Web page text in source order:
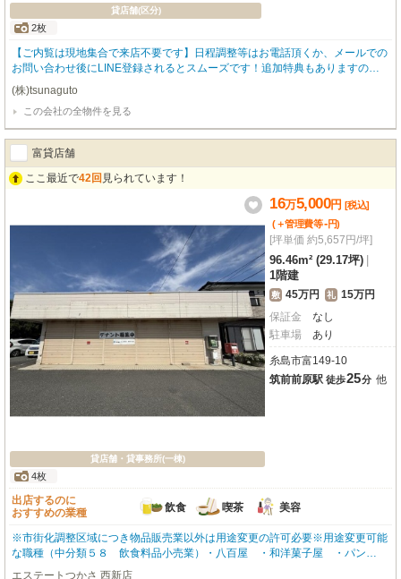
貸店舗(区分)
2枚
【ご内覧は現地集合で来店不要です】日程調整等はお電話頂くか、メールでの
お問い合わせ後にLINE登録されるとスムーズです！追加特典もありますので
詳細はお気軽にお問い合わせ下さい♪
(株)tsunaguto
この会社の全物件を見る
富貸店舗
ここ最近で42回 見られています！
貸店舗・貸事務所(一棟)
4枚
16万5,000円 [税込]
(＋管理費等-円)
[坪単価 約5,657円/坪]
96.46m² (29.17坪)
1階建
敷 45万円 礼 15万円
保証金
なし
駐車場
あり
糸島市富149-10
筑前前原駅 徒歩25分 他
出店するのに
おすすめの業種
飲食 喫茶 美容
※市街化調整区域につき物品販売業以外は用途変更の許可必要※用途変更可能
な職種（中分類５８ 飲食料品小売業）・八百屋 ・和洋菓子屋 ・パン
屋 ・豆腐屋 ・魚屋
エステートつかさ 西新店